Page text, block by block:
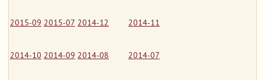
2015-09 2015-07 2014-12 2014-11
2014-10 2014-09 2014-08 2014-07